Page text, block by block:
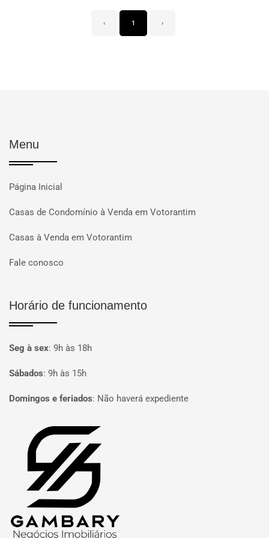
‹ 1 ›
Menu
Página Inicial
Casas de Condomínio à Venda em Votorantim
Casas à Venda em Votorantim
Fale conosco
Horário de funcionamento
Seg à sex: 9h às 18h
Sábados: 9h às 15h
Domingos e feriados: Não haverá expediente
Página inicial